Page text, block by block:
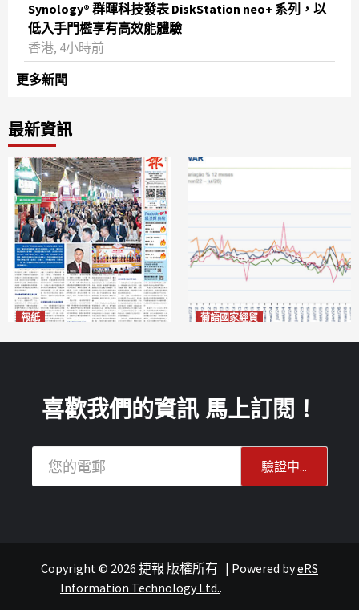
Synology® 群暉科技發表 DiskStation neo+ 系列，以
低入手門檻享有高效能體驗
香港, 4小時前
更多新聞
最新資訊
報紙 葡語國家經貿
澳聞
喜歡我們的資訊 馬上訂閱！
Copyright © 2026 捷報 版權所有 | Powered byeRS
Information Technology Ltd..